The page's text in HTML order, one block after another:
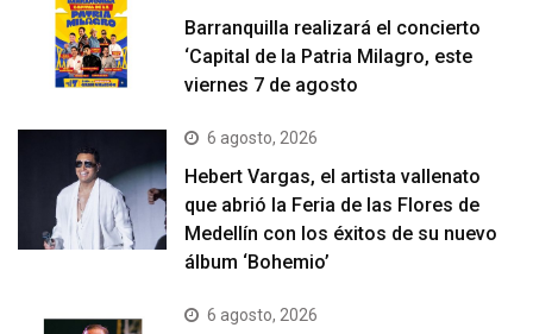
Barranquilla realizará el concierto
‘Capital de la Patria Milagro, este
viernes 7 de agosto
6 agosto, 2026
Hebert Vargas, el artista vallenato
que abrió la Feria de las Flores de
Medellín con los éxitos de su nuevo
álbum ‘Bohemio’
6 agosto, 2026